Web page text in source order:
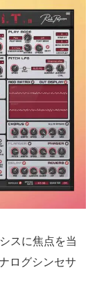
スに焦点を当
ログシンセサ